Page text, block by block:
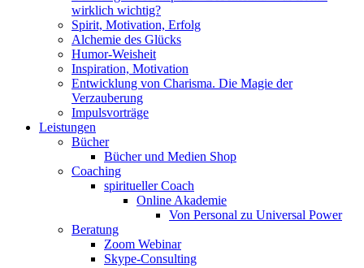
wirklich wichtig?
Spirit, Motivation, Erfolg
Alchemie des Glücks
Humor-Weisheit
Inspiration, Motivation
Entwicklung von Charisma. Die Magie der
Verzauberung
Impulsvorträge
Leistungen
Bücher
Bücher und Medien Shop
Coaching
spiritueller Coach
Online Akademie
Von Personal zu Universal Power
Beratung
Zoom Webinar
Skype-Consulting